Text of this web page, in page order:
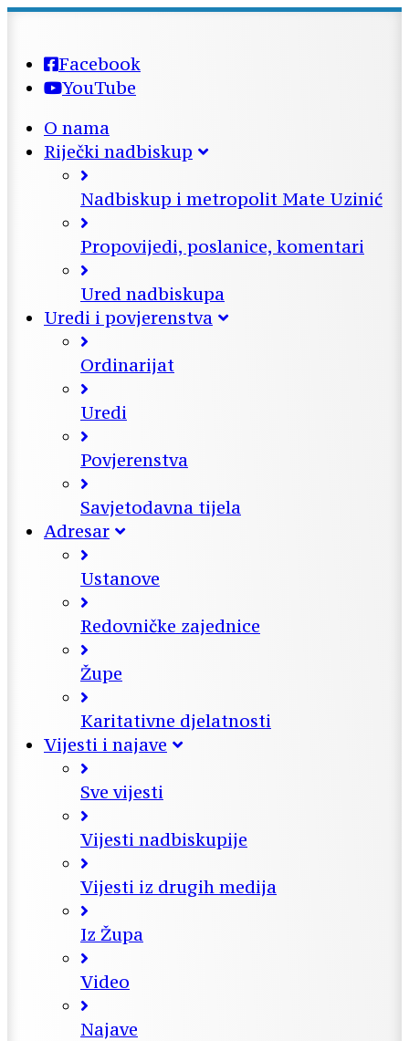
Facebook
YouTube
O nama
Riječki nadbiskup
Nadbiskup i metropolit Mate Uzinić
Propovijedi, poslanice, komentari
Ured nadbiskupa
Uredi i povjerenstva
Ordinarijat
Uredi
Povjerenstva
Savjetodavna tijela
Adresar
Ustanove
Redovničke zajednice
Župe
Karitativne djelatnosti
Vijesti i najave
Sve vijesti
Vijesti nadbiskupije
Vijesti iz drugih medija
Iz Župa
Video
Najave